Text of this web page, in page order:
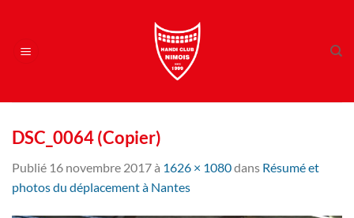
contenu
DSC_0064 (Copier)
Publié 16 novembre 2017à 1626 × 1080dans Résumé et
photos du déplacement à Nantes